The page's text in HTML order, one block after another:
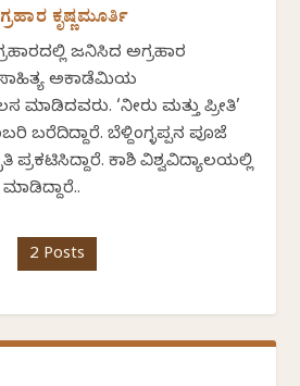
ಕೃಷ್ಣಮೂರ್ತಿ
ಜನಿಸಿದ ಅಗ್ರಹಾರ
ಸಾಹಿತ್ಯ ಅಕಾಡೆಮಿಯ
‘ನೀರು ಮತ್ತು ಪ್ರೀತಿ’
ಬರೆದಿದ್ದಾರೆ. ಬೆಳ್ದಿಂಗ್ಳಪ್ಪನ ಪೂಜೆ
ಕಾಶಿ ವಿಶ್ವವಿದ್ಯಾಲಯಲ್ಲಿ
2 Posts